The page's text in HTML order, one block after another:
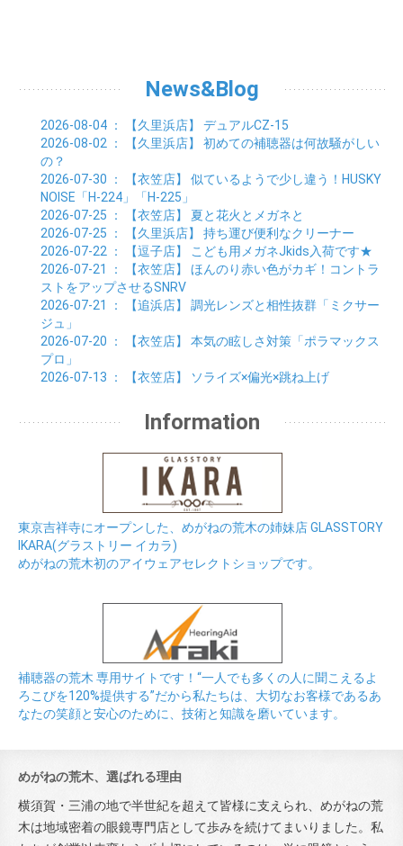
01月 (8)
02月 (6)
01月 (6)
03月 (7)
02月 (8)
01月 (8)
06月 (4)
News&Blog
2026-08-04 ： 【久里浜店】 デュアルCZ-15
2026-08-02 ： 【久里浜店】 初めての補聴器は何故騒がしい
の？
2026-07-30 ： 【衣笠店】 似ているようで少し違う！HUSKY
NOISE「H-224」「H-225」
2026-07-25 ： 【衣笠店】 夏と花火とメガネと
2026-07-25 ： 【久里浜店】 持ち運び便利なクリーナー
2026-07-22 ： 【逗子店】
こども用メガネJkids入荷です★
2026-07-21
： 【衣笠店】 ほんのり赤い色がカギ！コントラ
ストをアップさせるSNRV
2026-07-21
： 【追浜店】 調光レンズと相性抜群「ミクサー
ジュ」
2026-07-20 ： 【衣笠店】 本気の眩しさ対策「ポラマックス
プロ」
2026-07-13 ： 【衣笠店】 ソライズ×偏光×跳ね上げ
Information
東京吉祥寺にオープンした、めがねの荒木の姉妹店 GLASSTORY
IKARA(グラストリー イカラ)
めがねの荒木初のアイウェアセレクトショップです。
補聴器の荒木 専用サイトです！“一人でも多くの人に聞こえるよ
ろこびを120%提供する”だから私たちは、大切なお客様であるあ
なたの笑顔と安心のために、技術と知識を磨いています。
めがねの荒木、選ばれる理由
横須賀・三浦の地で半世紀を超えて皆様に支えられ、めがねの荒
木は地域密着の眼鏡専門店として歩みを続けてまいりました。私